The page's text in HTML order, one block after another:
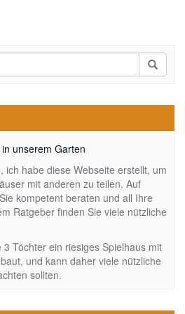
ich habe diese Webseite erstellt, um
mit anderen zu teilen. Auf
kompetent beraten und all Ihre
Ratgeber finden Sie viele nützliche
Töchter ein riesiges Spielhaus mit
und kann daher viele nützliche
sollten.